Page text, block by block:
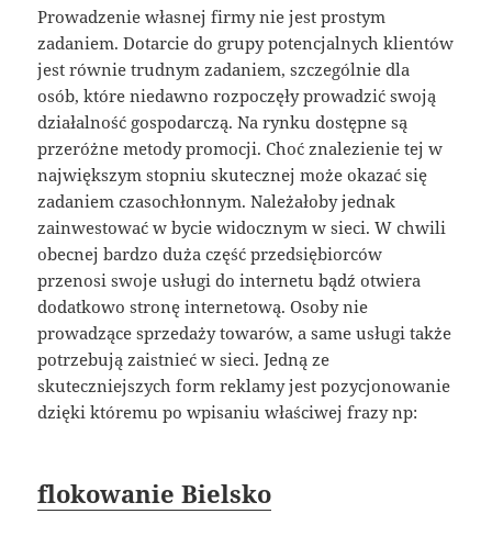
Prowadzenie własnej firmy nie jest prostym
zadaniem. Dotarcie do grupy potencjalnych klientów
jest równie trudnym zadaniem, szczególnie dla
osób, które niedawno rozpoczęły prowadzić swoją
działalność gospodarczą. Na rynku dostępne są
przeróżne metody promocji. Choć znalezienie tej w
największym stopniu skutecznej może okazać się
zadaniem czasochłonnym. Należałoby jednak
zainwestować w bycie widocznym w sieci. W chwili
obecnej bardzo duża część przedsiębiorców
przenosi swoje usługi do internetu bądź otwiera
dodatkowo stronę internetową. Osoby nie
prowadzące sprzedaży towarów, a same usługi także
potrzebują zaistnieć w sieci. Jedną ze
skuteczniejszych form reklamy jest pozycjonowanie
dzięki któremu po wpisaniu właściwej frazy np:
flokowanie Bielsko